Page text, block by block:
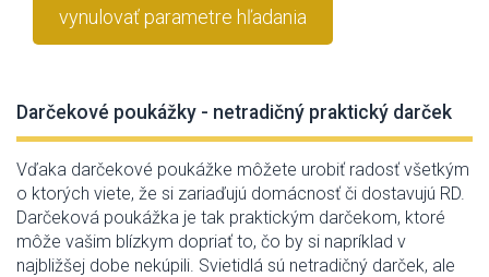
vynulovať parametre hľadania
Darčekové poukážky - netradičný praktický darček
Vďaka darčekové poukážke môžete urobiť radosť všetkým
o ktorých viete, že si zariaďujú domácnosť či dostavujú RD.
Darčeková poukážka je tak praktickým darčekom, ktoré
môže vašim blízkym dopriať to, čo by si napríklad v
najbližšej dobe nekúpili. Svietidlá sú netradičný darček, ale